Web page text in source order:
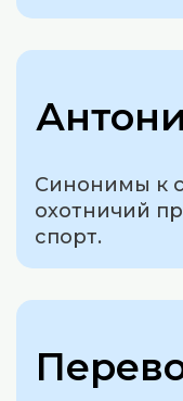
Синонимы к
охотничий
спорт.